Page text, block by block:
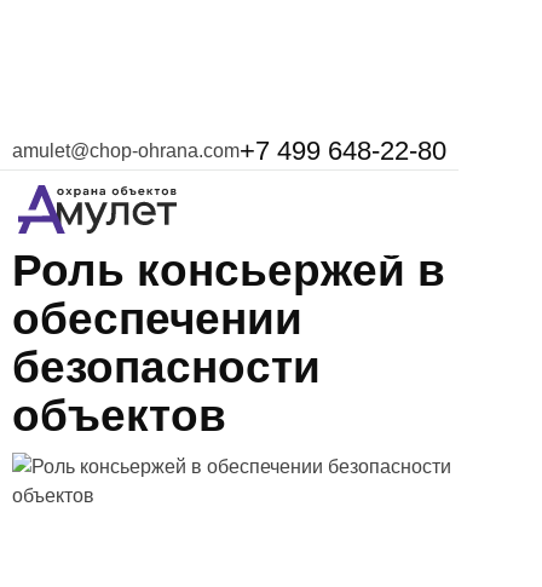
amulet@chop-ohrana.com+7 499 648-22-80
5 мая 2025
Роль консьержей в
обеспечении
безопасности
объектов